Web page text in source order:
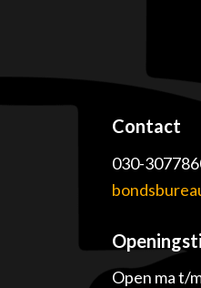
Contact
030-
Open ma t/